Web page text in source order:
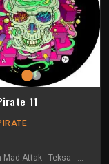
11
Mad Attak - Teksa - Vortek's